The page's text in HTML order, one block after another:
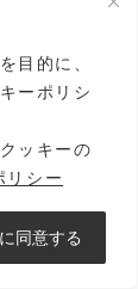
目的に、
ーポリシ
ッキーの
リシー
同意する
クの捏
デ